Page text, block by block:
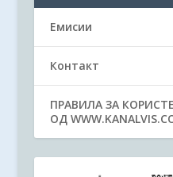
Емисии
Контакт
ПРАВИЛА ЗА
ОД